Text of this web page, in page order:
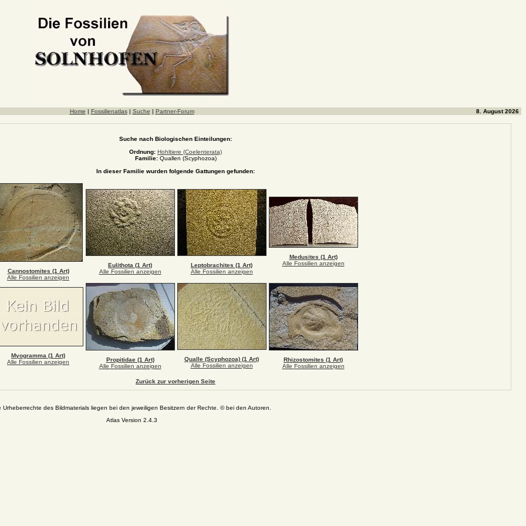
Home | Fossilienatlas| Suche | Partner-Forum 8. August 2026
Suche nach Biologischen Einteilungen:
Ordnung: Hohltiere (Coelenterata)
Familie: Quallen (Scyphozoa)
In dieser Familie wurden folgende Gattungen gefunden:
Cannostomites (1 Art)
Alle Fossilien anzeigen
Eulithota (1 Art)
Alle Fossilien anzeigen
Leptobrachites (1 Art)
Alle Fossilien anzeigen
Medusites (1 Art)
Alle Fossilien anzeigen
Myogramma (1 Art)
Alle Fossilien anzeigen
Propitidae (1 Art)
Alle Fossilien anzeigen
Qualle (Scyphozoa) (1 Art)
Alle Fossilien anzeigen
Rhizostomites (1 Art)
Alle Fossilien anzeigen
Zurück zur vorherigen Seite
Urheberrechte des Bildmaterials liegen bei den jeweiligen Besitzern der Rechte. © bei den Autoren.
Atlas Version 2.4.3